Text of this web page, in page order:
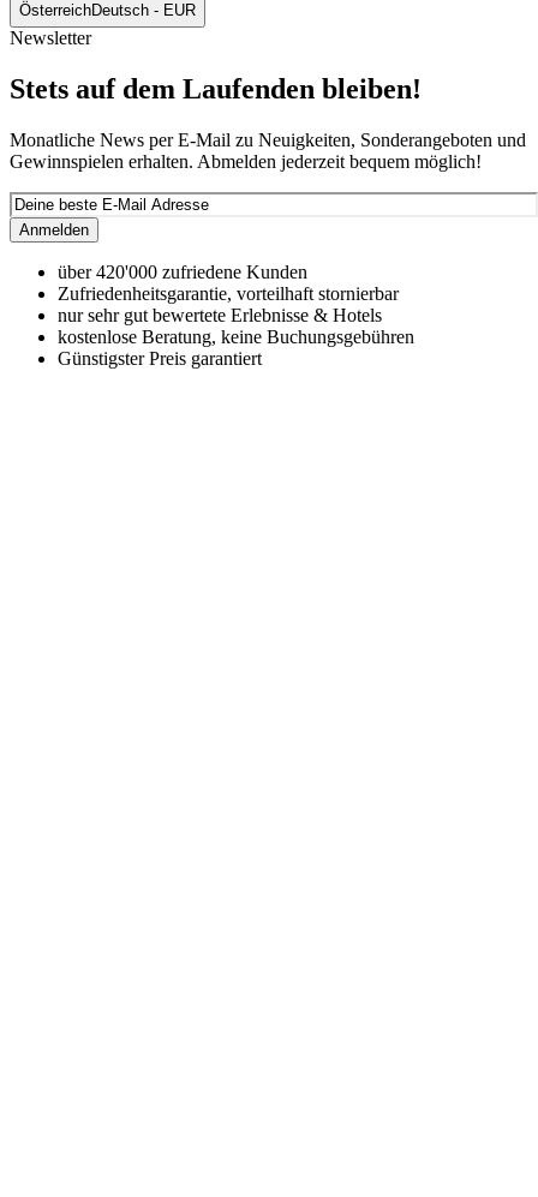
ÖsterreichDeutsch - EUR
Newsletter
Stets auf dem Laufenden bleiben!
Monatliche News per E-Mail zu Neuigkeiten, Sonderangeboten und
Gewinnspielen erhalten. Abmelden jederzeit bequem möglich!
Anmelden
über 420'000 zufriedene Kunden
Zufriedenheitsgarantie, vorteilhaft stornierbar
nur sehr gut bewertete Erlebnisse & Hotels
kostenlose Beratung, keine Buchungsgebühren
Günstigster Preis garantiert